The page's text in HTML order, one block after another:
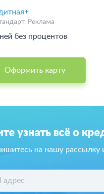
Реклама
без процентов
Оформить карту
узнать всё о
на нашу рассылку